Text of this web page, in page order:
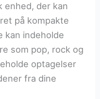
enhed, der kan
på kompakte
kan indeholde
som pop, rock og
optagelser
fra dine